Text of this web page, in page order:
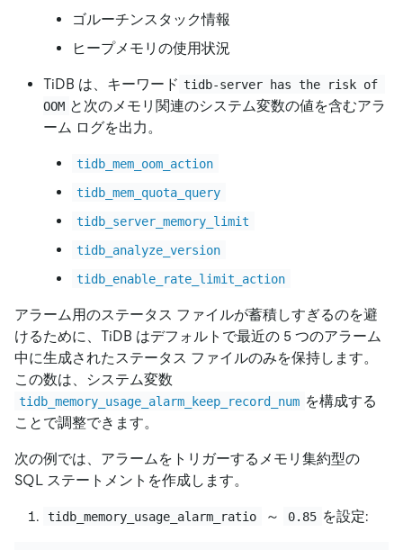
ゴルーチンスタック情報
ヒープメモリの使用状況
TiDB は、キーワード tidb-server has the risk of
OOM と次のメモリ関連のシステム変数の値を含むアラ
ーム ログを出力。
tidb_mem_oom_action
tidb_mem_quota_query
tidb_server_memory_limit
tidb_analyze_version
tidb_enable_rate_limit_action
アラーム用のステータス ファイルが蓄積しすぎるのを避
けるために、TiDB はデフォルトで最近の 5 つのアラーム
中に生成されたステータス ファイルのみを保持します。
この数は、システム変数
tidb_memory_usage_alarm_keep_record_num を構成する
ことで調整できます。
次の例では、アラームをトリガーするメモリ集約型の
SQL ステートメントを作成します。
tidb_memory_usage_alarm_ratio ～ 0.85 を設定: